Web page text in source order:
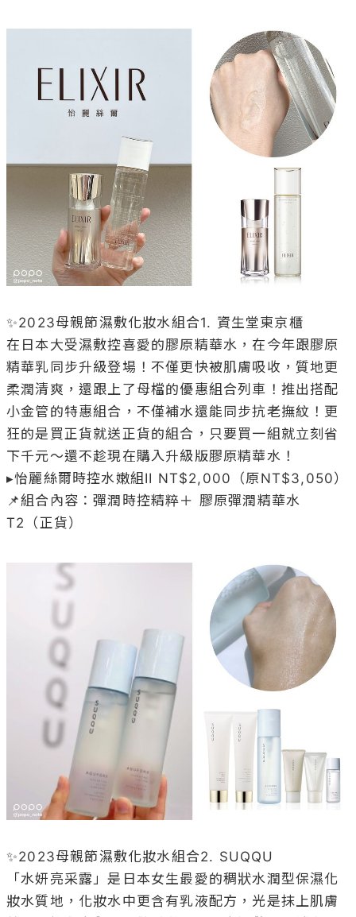
✨2023母親節濕敷化妝水組合1. 資生堂東京櫃
在日本大受濕敷控喜愛的膠原精華水，在今年跟膠原
精華乳同步升級登場！不僅更快被肌膚吸收，質地更
柔潤清爽，還跟上了母檔的優惠組合列車！推出搭配
小金管的特惠組合，不僅補水還能同步抗老撫紋！更
狂的是買正貨就送正貨的組合，只要買一組就立刻省
下千元～還不趁現在購入升級版膠原精華水！
▸怡麗絲爾時控水嫩組II NT$2,000（原NT$3,050）
📌組合內容：彈潤時控精粹＋ 膠原彈潤精華水
T2（正貨）
✨2023母親節濕敷化妝水組合2. SUQQU
「水妍亮采露」是日本女生最愛的稠狀水潤型保濕化
妝水質地，化妝水中更含有乳液配方，光是抹上肌膚